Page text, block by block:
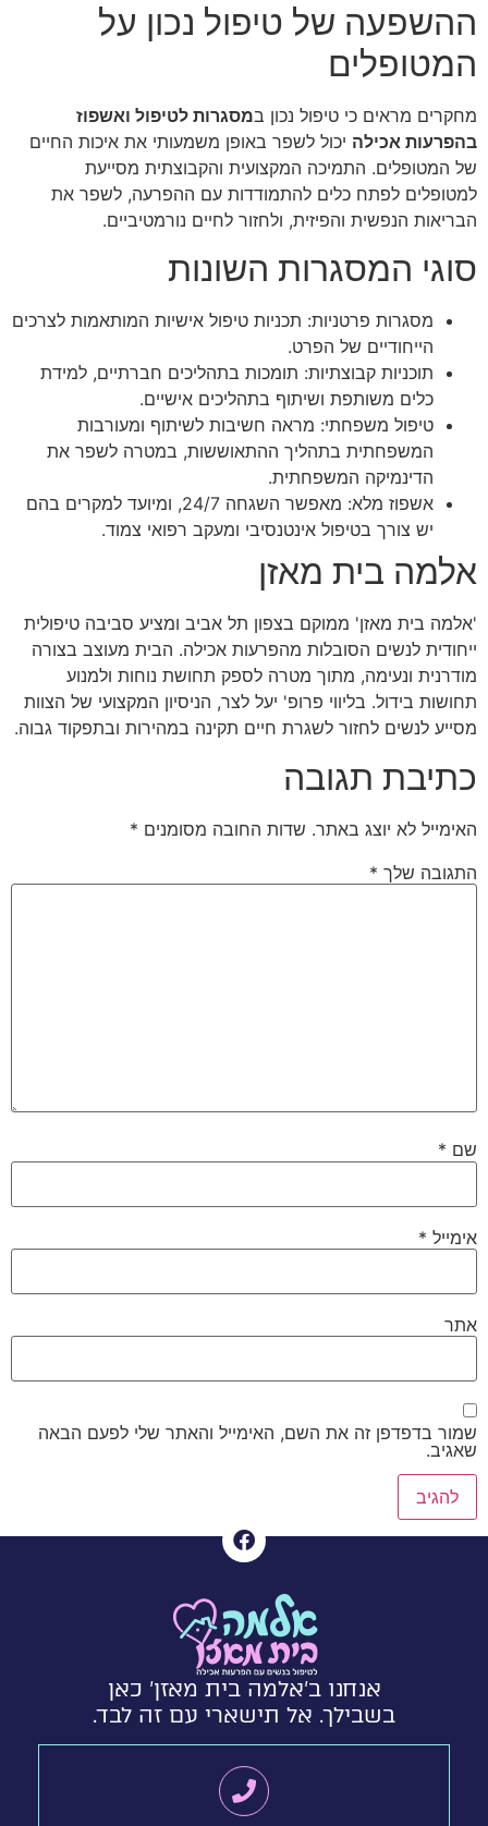
ההשפעה של טיפול נכון על
המטופלים
מחקרים מראים כי טיפול נכון במסגרות לטיפול ואשפוז
בהפרעות אכילה יכול לשפר באופן משמעותי את איכות החיים
של המטופלים. התמיכה המקצועית והקבוצתית מסייעת
למטופלים לפתח כלים להתמודדות עם ההפרעה, לשפר את
הבריאות הנפשית והפיזית, ולחזור לחיים נורמטיביים.
סוגי המסגרות השונות
מסגרות פרטניות: תכניות טיפול אישיות המותאמות לצרכים
הייחודיים של הפרט.
תוכניות קבוצתיות: תומכות בתהליכים חברתיים, למידת
כלים משותפת ושיתוף בתהליכים אישיים.
טיפול משפחתי: מראה חשיבות לשיתוף ומעורבות
המשפחתית בתהליך ההתאוששות, במטרה לשפר את
הדינמיקה המשפחתית.
אשפוז מלא: מאפשר השגחה 24/7, ומיועד למקרים בהם
יש צורך בטיפול אינטנסיבי ומעקב רפואי צמוד.
אלמה בית מאזן
'אלמה בית מאזן' ממוקם בצפון תל אביב ומציע סביבה טיפולית
ייחודית לנשים הסובלות מהפרעות אכילה. הבית מעוצב בצורה
מודרנית ונעימה, מתוך מטרה לספק תחושת נוחות ולמנוע
תחושות בידול. בליווי פרופ' יעל לצר, הניסיון המקצועי של הצוות
מסייע לנשים לחזור לשגרת חיים תקינה במהירות ובתפקוד גבוה.
כתיבת תגובה
האימייל לא יוצג באתר. שדות החובה מסומנים *
התגובה שלך *
שם *
אימייל *
אתר
שמור בדפדפן זה את השם, האימייל והאתר שלי לפעם הבאה
שאגיב.
אנחנו ב'אלמה בית מאזן' כאן
בשבילך. אל תישארי עם זה לבד.